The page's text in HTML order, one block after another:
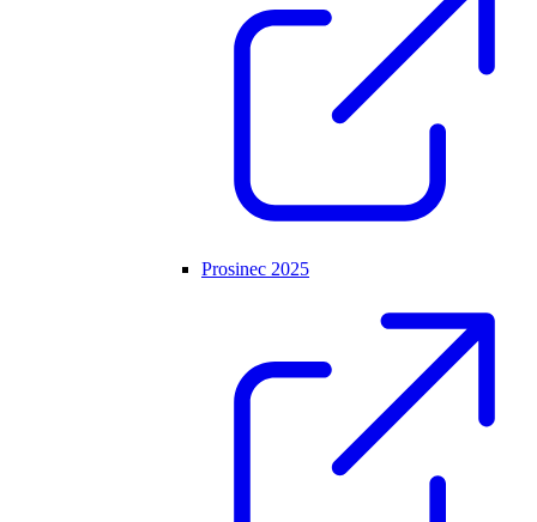
Prosinec 2025